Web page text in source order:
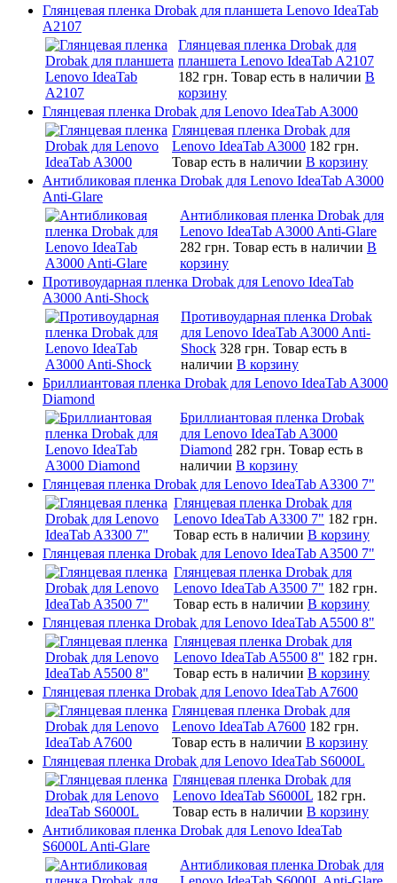
Глянцевая пленка Drobak для планшета Lenovo IdeaTab
A2107
Глянцевая пленка Drobak для
планшета Lenovo IdeaTab A2107
182 грн. Товар есть в наличии В
корзину
Глянцевая пленка Drobak для Lenovo IdeaTab A3000
Глянцевая пленка Drobak для
Lenovo IdeaTab A3000 182 грн.
Товар есть в наличии В корзину
Антибликовая пленка Drobak для Lenovo IdeaTab A3000
Anti-Glare
Антибликовая пленка Drobak для
Lenovo IdeaTab A3000 Anti-Glare
282 грн. Товар есть в наличии В
корзину
Противоударная пленка Drobak для Lenovo IdeaTab
A3000 Anti-Shock
Противоударная пленка Drobak
для Lenovo IdeaTab A3000 Anti-
Shock 328 грн. Товар есть в
наличии В корзину
Бриллиантовая пленка Drobak для Lenovo IdeaTab A3000
Diamond
Бриллиантовая пленка Drobak
для Lenovo IdeaTab A3000
Diamond 282 грн. Товар есть в
наличии В корзину
Глянцевая пленка Drobak для Lenovo IdeaTab A3300 7"
Глянцевая пленка Drobak для
Lenovo IdeaTab A3300 7" 182 грн.
Товар есть в наличии В корзину
Глянцевая пленка Drobak для Lenovo IdeaTab A3500 7"
Глянцевая пленка Drobak для
Lenovo IdeaTab A3500 7" 182 грн.
Товар есть в наличии В корзину
Глянцевая пленка Drobak для Lenovo IdeaTab A5500 8"
Глянцевая пленка Drobak для
Lenovo IdeaTab A5500 8" 182 грн.
Товар есть в наличии В корзину
Глянцевая пленка Drobak для Lenovo IdeaTab A7600
Глянцевая пленка Drobak для
Lenovo IdeaTab A7600 182 грн.
Товар есть в наличии В корзину
Глянцевая пленка Drobak для Lenovo IdeaTab S6000L
Глянцевая пленка Drobak для
Lenovo IdeaTab S6000L 182 грн.
Товар есть в наличии В корзину
Антибликовая пленка Drobak для Lenovo IdeaTab
S6000L Anti-Glare
Антибликовая пленка Drobak для